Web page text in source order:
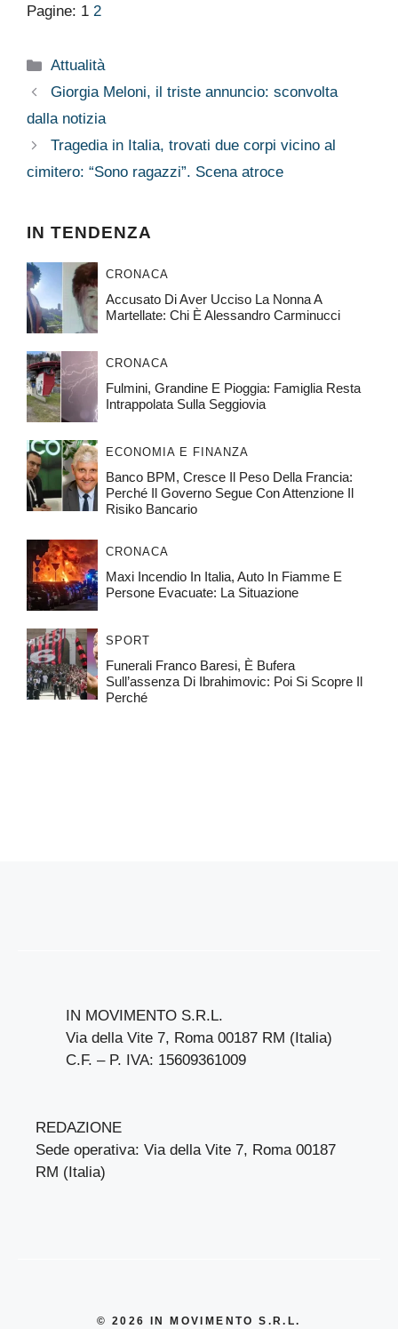
Pagine: 1 2
Categorie
Attualità
Giorgia Meloni, il triste annuncio: sconvolta
dalla notizia
Tragedia in Italia, trovati due corpi vicino al
cimitero: “Sono ragazzi”. Scena atroce
IN TENDENZA
CRONACA
Accusato Di Aver Ucciso La Nonna A
Martellate: Chi È Alessandro Carminucci
CRONACA
Fulmini, Grandine E Pioggia: Famiglia Resta
Intrappolata Sulla Seggiovia
ECONOMIA E FINANZA
Banco BPM, Cresce Il Peso Della Francia:
Perché Il Governo Segue Con Attenzione Il
Risiko Bancario
CRONACA
Maxi Incendio In Italia, Auto In Fiamme E
Persone Evacuate: La Situazione
SPORT
Funerali Franco Baresi, È Bufera
Sull’assenza Di Ibrahimovic: Poi Si Scopre Il
Perché
IN MOVIMENTO S.R.L.
Via della Vite 7, Roma 00187 RM (Italia)
C.F. – P. IVA: 15609361009
REDAZIONE
Sede operativa: Via della Vite 7, Roma 00187
RM (Italia)
© 2026 IN MOVIMENTO S.R.L.